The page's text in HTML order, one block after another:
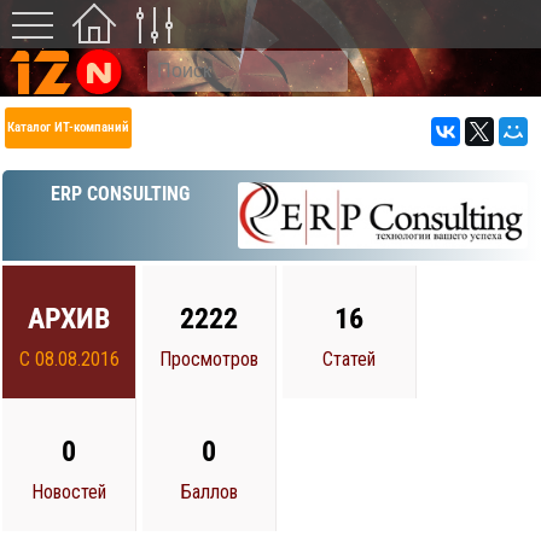
Каталог ИТ-компаний
ERP CONSULTING
АРХИВ
С 08.08.2016
2222
Просмотров
16
Статей
0
Новостей
0
Баллов